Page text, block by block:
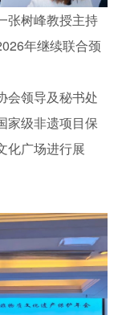
张树峰教授主持
年继续联合颈
会领导及秘书处
家级非遗项目保
化广场进行展